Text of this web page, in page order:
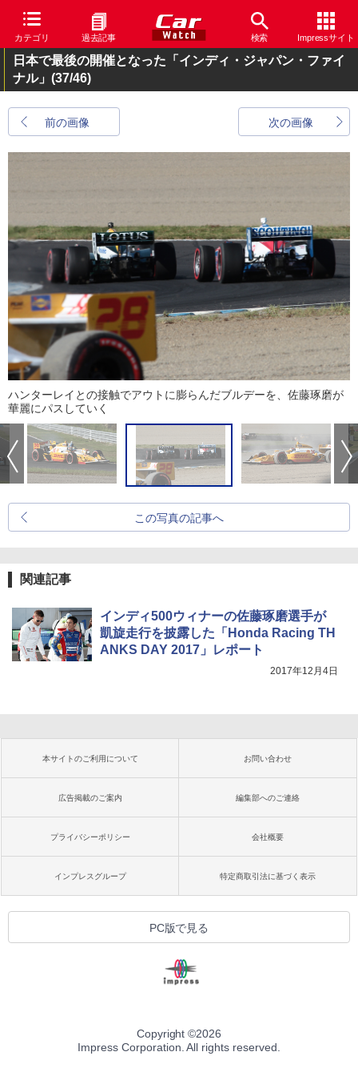
カテゴリ 過去記事 検索 Impressサイト
日本で最後の開催となった「インディ・ジャパン・ファイ
ナル」 (37/46)
前の画像 次の画像
ハンターレイとの接触でアウトに膨らんだブルデーを、佐藤琢磨が
華麗にパスしていく
この写真の記事へ
関連記事
インディ500ウィナーの佐藤琢磨選手が
凱旋走行を披露した「Honda Racing TH
ANKS DAY 2017」レポート
2017年12月4日
本サイトのご利用について お問い合わせ
広告掲載のご案内 編集部へのご連絡
プライバシーポリシー 会社概要
インプレスグループ 特定商取引法に基づく表示
PC版で見る
Copyright ©2026
Impress Corporation. All rights reserved.